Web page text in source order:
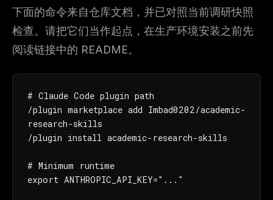
下面的命令来自仓库文档，并已对照当前调研快照
检查。请把它们当作起点，在生产环境安装之前先
阅读链接中的 README。
# Claude Code plugin path
/plugin marketplace add Imbad0202/academic-
research-skills
/plugin install academic-research-skills
# Minimum runtime
export ANTHROPIC_API_KEY="..."